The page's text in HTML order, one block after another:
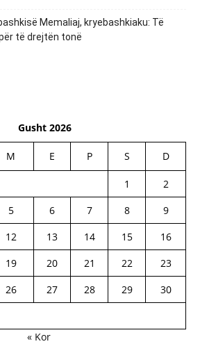
Memaliaj, kryebashkiaku: Të
të drejtën tonë
Gusht 2026
M E P S D
1
2
5 6 7 8
9
12 13 14 15
16
19 20 21 22
23
26 27 28 29
30
« Kor